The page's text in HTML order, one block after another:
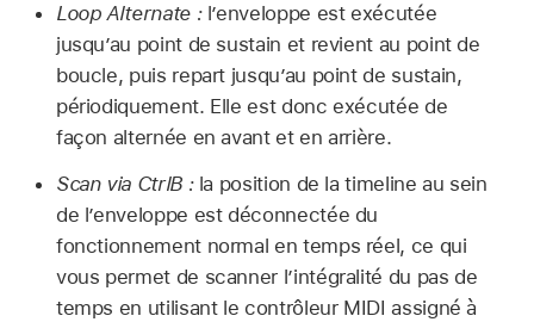
Loop Alternate :l’enveloppe est exécutée
jusqu’au point de sustain et revient au point de
boucle, puis repart jusqu’au point de sustain,
périodiquement. Elle est donc exécutée de
façon alternée en avant et en arrière.
Scan via CtrlB :la position de la timeline au sein
de l’enveloppe est déconnectée du
fonctionnement normal en temps réel, ce qui
vous permet de scanner l’intégralité du pas de
temps en utilisant le contrôleur MIDI assigné à